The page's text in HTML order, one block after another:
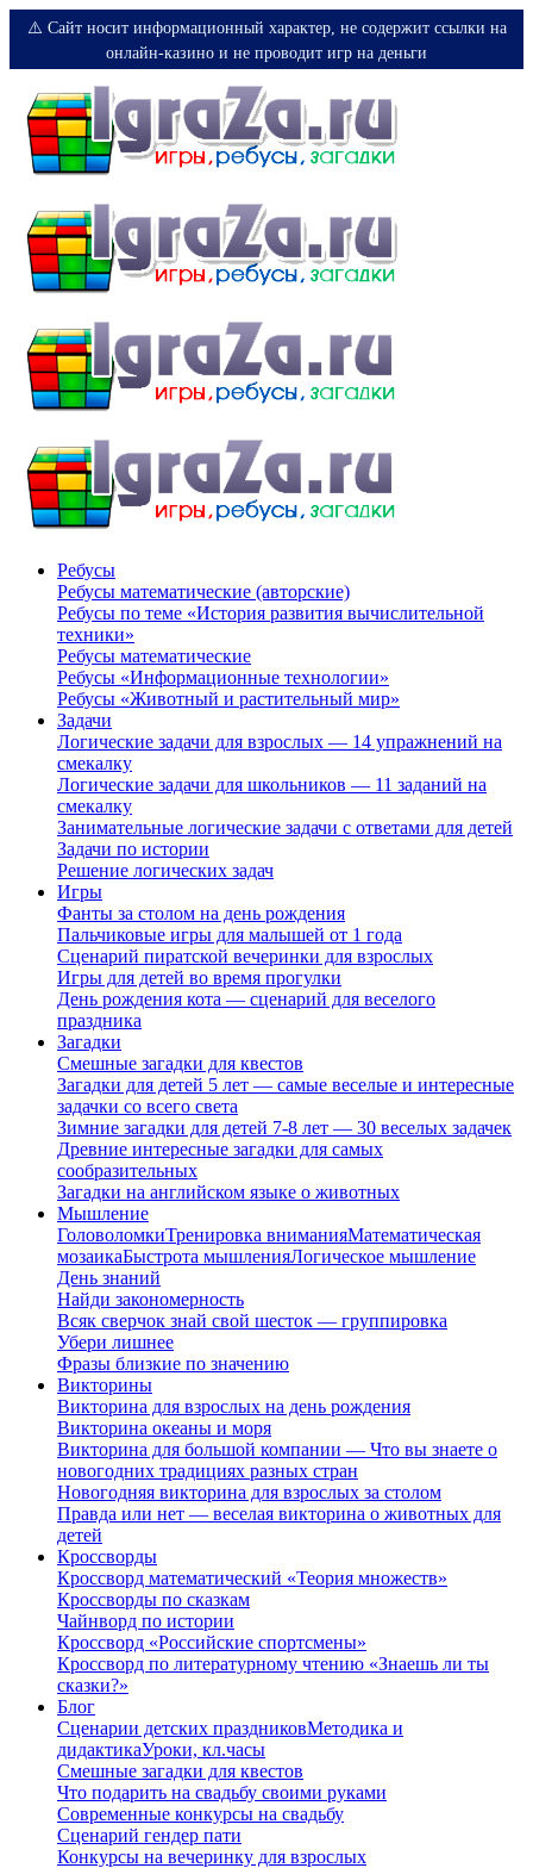
⚠️ Сайт носит информационный характер, не содержит ссылки на
онлайн-казино и не проводит игр на деньги
Ребусы
Ребусы математические (авторские)
Ребусы по теме «История развития вычислительной
техники»
Ребусы математические
Ребусы «Информационные технологии»
Ребусы «Животный и растительный мир»
Задачи
Логические задачи для взрослых — 14 упражнений на
смекалку
Логические задачи для школьников — 11 заданий на
смекалку
Занимательные логические задачи с ответами для детей
Задачи по истории
Решение логических задач
Игры
Фанты за столом на день рождения
Пальчиковые игры для малышей от 1 года
Сценарий пиратской вечеринки для взрослых
Игры для детей во время прогулки
День рождения кота — сценарий для веселого
праздника
Загадки
Смешные загадки для квестов
Загадки для детей 5 лет — самые веселые и интересные
задачки со всего света
Зимние загадки для детей 7-8 лет — 30 веселых задачек
Древние интересные загадки для самых
сообразительных
Загадки на английском языке о животных
Мышление
ГоловоломкиТренировка вниманияМатематическая
мозаикаБыстрота мышленияЛогическое мышление
День знаний
Найди закономерность
Всяк сверчок знай свой шесток — группировка
Убери лишнее
Фразы близкие по значению
Викторины
Викторина для взрослых на день рождения
Викторина океаны и моря
Викторина для большой компании — Что вы знаете о
новогодних традициях разных стран
Новогодняя викторина для взрослых за столом
Правда или нет — веселая викторина о животных для
детей
Кроссворды
Кроссворд математический «Теория множеств»
Кроссворды по сказкам
Чайнворд по истории
Кроссворд «Российские спортсмены»
Кроссворд по литературному чтению «Знаешь ли ты
сказки?»
Блог
Сценарии детских праздниковМетодика и
дидактикаУроки, кл.часы
Смешные загадки для квестов
Что подарить на свадьбу своими руками
Современные конкурсы на свадьбу
Сценарий гендер пати
Конкурсы на вечеринку для взрослых